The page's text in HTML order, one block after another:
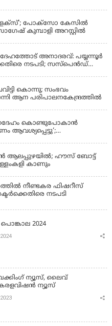
പോക്സോ കേസിൽ
കുമ്പാളി അറസ്റ്റിൽ
അനാദരവ്: പയ്യന്നൂർ
നടപടി; സസ്പെൻഡ്
കൊന്നു; സംഭവം
ആന പരിപാലനകേന്ദ്രത്തിൽ
കൊണ്ടുപോകാന്‍
ആവശ്യപ്പെട്ടു’;
ആലപ്പുഴയില്‍; ഹൗസ് ബോട്ട്
കാണും
നീണ്ടകര ഫിഷറീസ്
നടപടി
2024
ന്യൂസ്, ലൈവ്
ന്യൂസ്